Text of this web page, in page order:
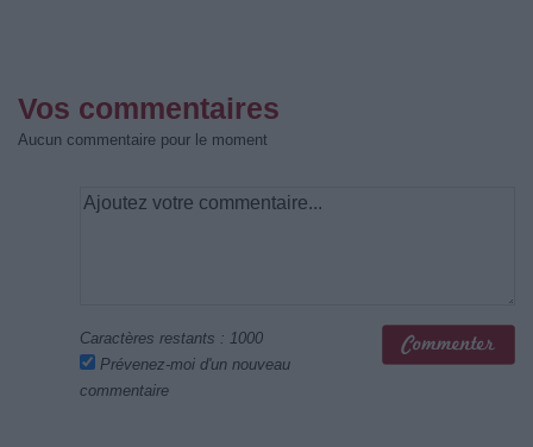
Vos commentaires
Aucun commentaire pour le moment
Caractères restants : 1000
Prévenez-moi d'un nouveau
commentaire